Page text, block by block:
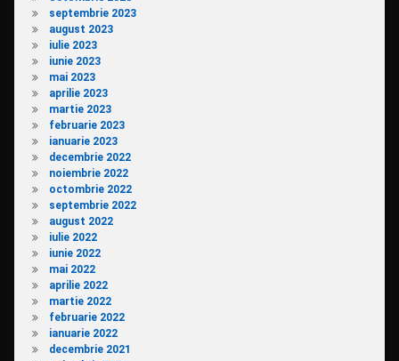
septembrie 2023
august 2023
iulie 2023
iunie 2023
mai 2023
aprilie 2023
martie 2023
februarie 2023
ianuarie 2023
decembrie 2022
noiembrie 2022
octombrie 2022
septembrie 2022
august 2022
iulie 2022
iunie 2022
mai 2022
aprilie 2022
martie 2022
februarie 2022
ianuarie 2022
decembrie 2021